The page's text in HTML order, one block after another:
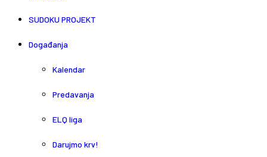
SUDOKU PROJEKT
Događanja
Kalendar
Predavanja
ELQ liga
Darujmo krv!